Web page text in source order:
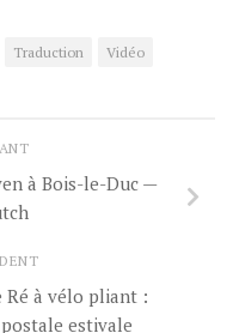
Traduction Vidéo
à Bois-le-Duc —
Ré à vélo pliant :
postale estivale